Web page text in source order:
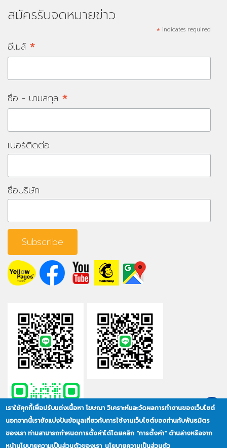
สมัครรับจดหมายข่าว
* indicates required
อีเมล์ *
ชื่อ - นามสกุล *
เบอร์ติดต่อ
ชื่อบริษัท
เราใช้คุกกี้เพื่อปรับแต่งเนื้อหา โฆษณา วิเคราะห์และวัดผลการทำงานของเว็บไซต์
นอกจากนี้เรายังแบ่งปันข้อมูลเกี่ยวกับการใช้งานเว็บไซต์ของท่านกับพันธมิตร
ของเรา ท่านสามารถกำหนดการตั้งค่าได้โดยคลิก "การตั้งค่า" ด้านล่างหรือจาก
หน้านโยบายความเป็นส่วนตัวของเรา นโยบายความเป็นส่วนตัว